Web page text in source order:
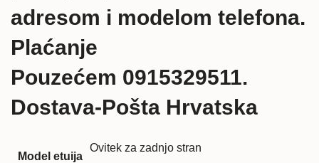
adresom i modelom telefona.
Plaćanje
Pouzećem 0915329511.
Dostava-Pošta Hrvatska
Model etuija
Ovitek za zadnjo stran